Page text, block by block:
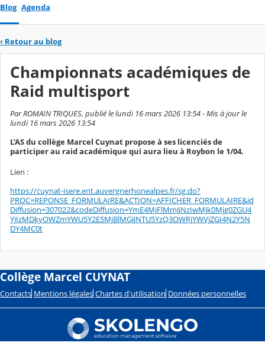
Blog Agenda
‹ Retour au blog
Championnats académiques de
Raid multisport
Par ROMAIN TRIQUES, publié le lundi 16 mars 2026 13:54 - Mis à jour le
lundi 16 mars 2026 13:54
L’AS du collège Marcel Cuynat propose à ses licenciés de
participer au raid académique qui aura lieu à Roybon le 1/04.
Lien :
https://cuynat-isere.ent.auvergnerhonealpes.fr/sg.do?
PROC=REPONSE_FORMULAIRE&ACTION=AFFICHER_FORMULAIRE&id
Diffusion=307022&codeDiffusion=YmE4MjFlMmJjNzIwMjk0Mjg0ZGU4
YjIzMDkyOWZmYWU5Y2E5MjBlMGJjNTU5YzQ3OWRjYWVjZGI4N2Y5N
DY4MC0t
Collège Marcel CUYNAT
Contacts Mentions légales Chartes d'utilisation Données personnelles